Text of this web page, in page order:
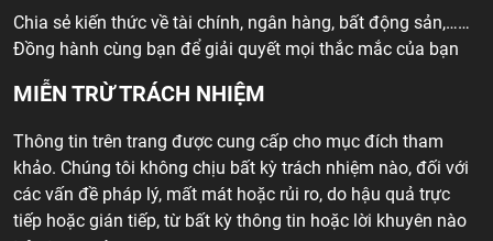
Chia sẻ kiến thức về tài chính, ngân hàng, bất động sản,……
Đồng hành cùng bạn để giải quyết mọi thắc mắc của bạn
MIỄN TRỪ TRÁCH NHIỆM
Thông tin trên trang được cung cấp cho mục đích tham
khảo. Chúng tôi không chịu bất kỳ trách nhiệm nào, đối với
các vấn đề pháp lý, mất mát hoặc rủi ro, do hậu quả trực
tiếp hoặc gián tiếp, từ bất kỳ thông tin hoặc lời khuyên nào